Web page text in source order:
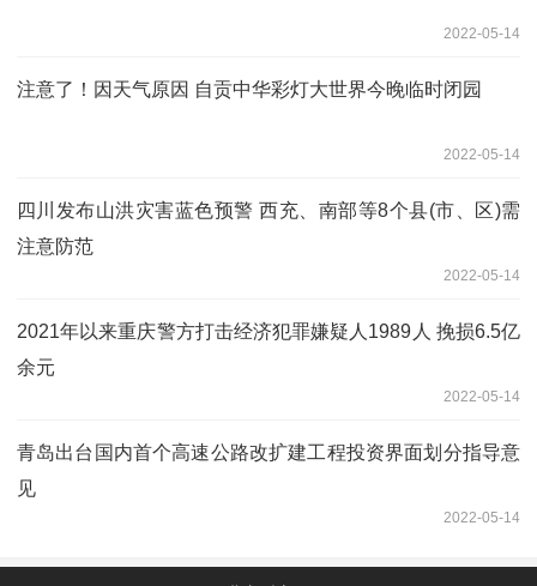
2022-05-14
注意了！因天气原因 自贡中华彩灯大世界今晚临时闭园
2022-05-14
四川发布山洪灾害蓝色预警 西充、南部等8个县(市、区)需
注意防范
2022-05-14
2021年以来重庆警方打击经济犯罪嫌疑人1989人 挽损6.5亿
余元
2022-05-14
青岛出台国内首个高速公路改扩建工程投资界面划分指导意
见
2022-05-14